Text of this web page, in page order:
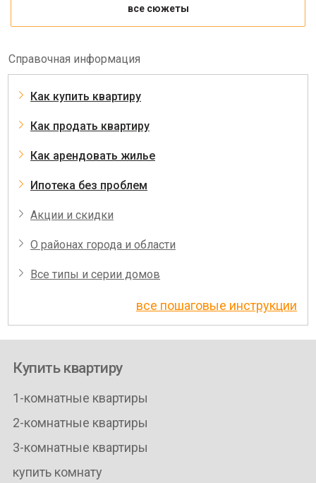
все сюжеты
Справочная информация
Как купить квартиру
Как продать квартиру
Как арендовать жилье
Ипотека без проблем
Акции и скидки
О районах города и области
Все типы и серии домов
все пошаговые инструкции
Купить квартиру
1-комнатные квартиры
2-комнатные квартиры
3-комнатные квартиры
купить комнату